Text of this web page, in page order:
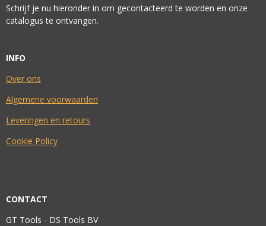
Schrijf je nu hieronder in om gecontacteerd te worden en onze
catalogus te ontvangen.
INFO
Over ons
Algemene voorwaarden
Leveringen en retours
Cookie Policy
CONTACT
GT Tools - DS Tools BV